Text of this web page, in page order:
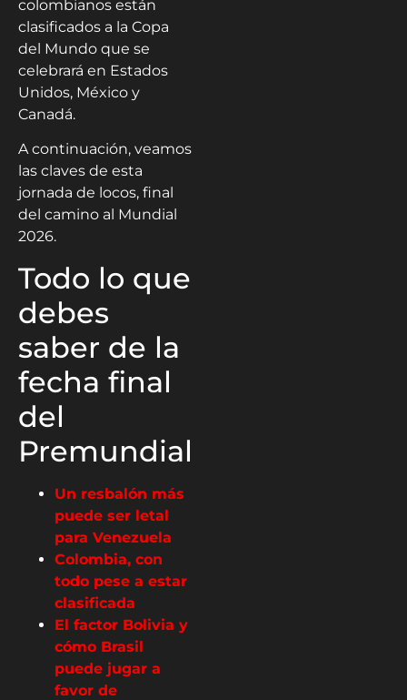
colombianos están
clasificados a la Copa
del Mundo que se
celebrará en Estados
Unidos, México y
Canadá.
A continuación, veamos
las claves de esta
jornada de locos, final
del camino al Mundial
2026.
Todo lo que
debes
saber de la
fecha final
del
Premundial
Un resbalón más
puede ser letal
para Venezuela
Colombia, con
todo pese a estar
clasificada
El factor Bolivia y
cómo Brasil
puede jugar a
favor de